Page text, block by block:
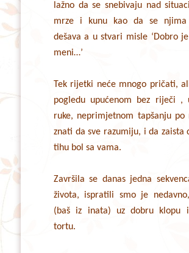
lažno da se snebivaju nad
mrze i kunu kao da se
dešava a u stvari misle ‘Dobro
meni…’
Tek rijetki neće mnogo pričati,
pogledu upućenom bez riječi ,
ruke, neprimjetnom tapšanju po
znati da sve razumiju, i da zaista
tihu bol sa vama.
Završila se danas jedna
života, ispratili smo je
(baš iz inata) uz dobru klopu
tortu.